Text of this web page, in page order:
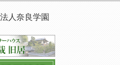
人奈良学園